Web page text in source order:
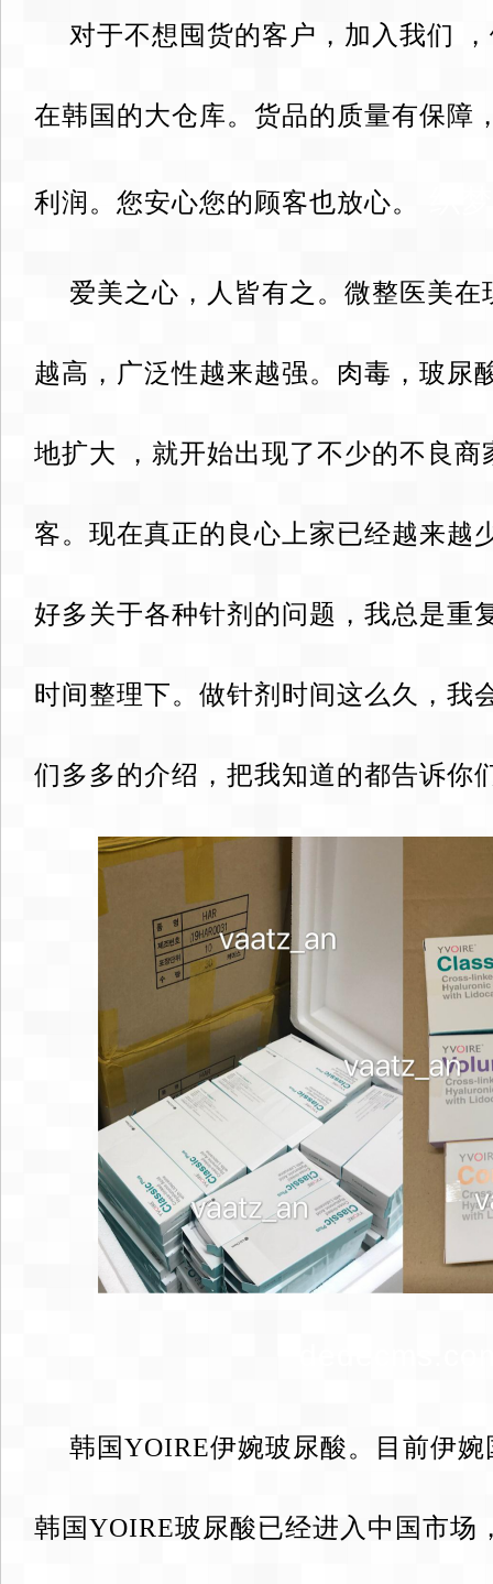
对于不想囤货的客户，加入我们
在韩国的大仓库。货品的质量有保障
利润。您安心您的顾客也放心。
爱美之心，人皆有之。微整医美
越高，广泛性越来越强。肉毒，玻尿
地扩大 ，就开始出现了不少的不良
客。现在真正的良心上家已经越来越
好多关于各种针剂的问题，我总是重
时间整理下。做针剂时间这么久，我
们多多的介绍，把我知道的都告诉你
韩国YOIRE伊婉玻尿酸。目前伊
韩国YOIRE玻尿酸已经进入中国市场